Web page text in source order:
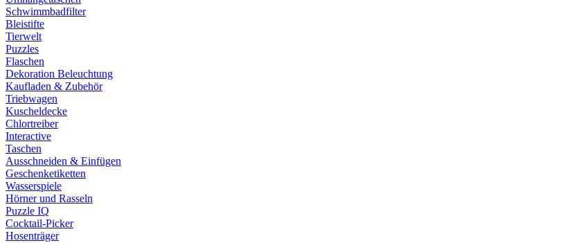
Schwimmbadfilter
Bleistifte
Tierwelt
Puzzles
Flaschen
Dekoration Beleuchtung
Kaufladen & Zubehör
Triebwagen
Kuscheldecke
Chlortreiber
Interactive
Taschen
Ausschneiden & Einfügen
Geschenketiketten
Wasserspiele
Hörner und Rasseln
Puzzle IQ
Cocktail-Picker
Hosenträger